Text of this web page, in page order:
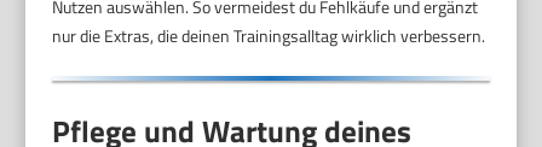
Nutzen auswählen. So vermeidest du Fehlkäufe und ergänzt
nur die Extras, die deinen Trainingsalltag wirklich verbessern.
Pflege und Wartung deines